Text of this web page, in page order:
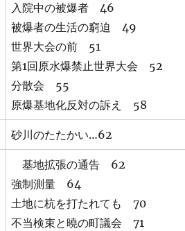
入院中の被爆者 46
被爆者の生活の窮迫 49
世界大会の前 51
第1回原水爆禁止世界大会 52
分散会 55
原爆基地化反対の訴え 58
砂川のたたかい…62
基地拡張の通告 62
強制測量 64
土地に杭を打たれても 70
不当検束と曉の町議会 71